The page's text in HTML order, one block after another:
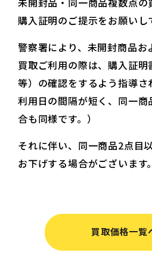
購入証明のご提示をお願いし
警察署により、未開封商品
買取ご利用の際は、購入証
等）の確認をするよう指導
利用日の間隔が短く、同一
合も同様です。）
それに伴い、同一商品2点目
お下げする場合がございます。
買取価格一覧